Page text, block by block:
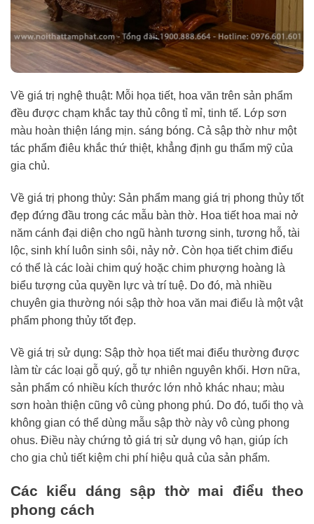
Về giá trị nghệ thuật: Mỗi họa tiết, hoa văn trên sản phẩm
đều được chạm khắc tay thủ công tỉ mỉ, tinh tế. Lớp sơn
màu hoàn thiện láng mịn. sáng bóng. Cả sập thờ như một
tác phẩm điêu khắc thứ thiệt, khẳng định gu thẩm mỹ của
gia chủ.
Về giá trị phong thủy: Sản phẩm mang giá trị phong thủy tốt
đẹp đứng đầu trong các mẫu bàn thờ. Hoa tiết hoa mai nở
năm cánh đại diện cho ngũ hành tương sinh, tương hỗ, tài
lộc, sinh khí luôn sinh sôi, nảy nở. Còn họa tiết chim điểu
có thể là các loài chim quý hoặc chim phượng hoàng là
biểu tượng của quyền lực và trí tuệ. Do đó, mà nhiều
chuyên gia thường nói sập thờ hoa văn mai điểu là một vật
phẩm phong thủy tốt đẹp.
Về giá trị sử dụng: Sập thờ họa tiết mai điểu thường được
làm từ các loại gỗ quý, gỗ tự nhiên nguyên khối. Hơn nữa,
sản phẩm có nhiều kích thước lớn nhỏ khác nhau; màu
sơn hoàn thiện cũng vô cùng phong phú. Do đó, tuổi thọ và
không gian có thể dùng mẫu sập thờ này vô cùng phong
ohus. Điều này chứng tỏ giá trị sử dụng vô hạn, giúp ích
cho gia chủ tiết kiệm chi phí hiệu quả của sản phẩm.
Các kiểu dáng sập thờ mai điểu theo
phong cách